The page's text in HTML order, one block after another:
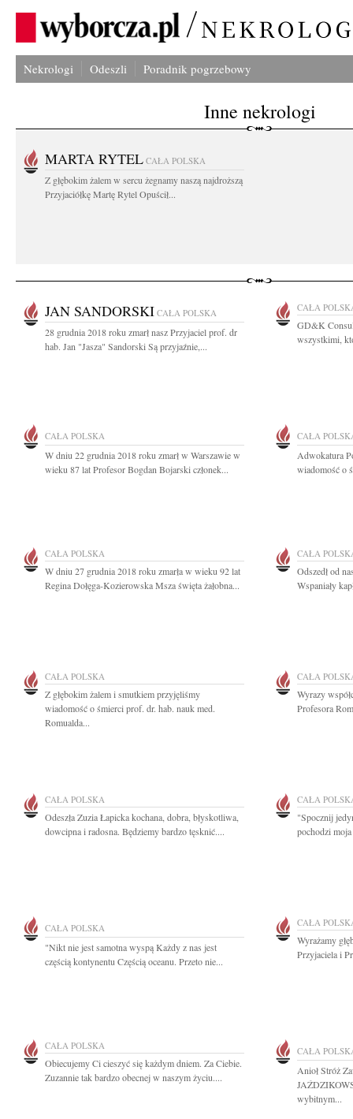
Nekrologi Odeszli Poradnik pogrzebowy
Inne nekrologi
MARTA RYTEL CAŁA POLSKA
Z głębokim żalem w sercu żegnamy naszą najdroższą
Przyjaciółkę Martę Rytel Opuścił...
JAN SANDORSKI CAŁA POLSKA
28 grudnia 2018 roku zmarł nasz Przyjaciel prof. dr
hab. Jan "Jasza" Sandorski Są przyjaźnie,...
CAŁA
GD&K
wszystkimi,
CAŁA POLSKA
W dniu 22 grudnia 2018 roku zmarł w Warszawie w
wieku 87 lat Profesor Bogdan Bojarski członek...
CAŁA
Adwokatura
wiadomość o
CAŁA POLSKA
W dniu 27 grudnia 2018 roku zmarła w wieku 92 lat
Regina Dołęga-Kozierowska Msza święta żałobna...
CAŁA
Odszedł od
Wspaniały
CAŁA POLSKA
Z głębokim żalem i smutkiem przyjęliśmy
wiadomość o śmierci prof. dr. hab. nauk med.
Romualda...
CAŁA
Wyrazy
Profesora
CAŁA POLSKA
Odeszła Zuzia Łapicka kochana, dobra, błyskotliwa,
dowcipna i radosna. Będziemy bardzo tęsknić....
CAŁA
"Spocznij
pochodzi
CAŁA POLSKA
"Nikt nie jest samotna wyspą Każdy z nas jest
częścią kontynentu Częścią oceanu. Przeto nie...
CAŁA
Wyrażamy
Przyjaciela i
CAŁA POLSKA
Obiecujemy Ci cieszyć się każdym dniem. Za Ciebie.
Zuzannie tak bardzo obecnej w naszym życiu....
CAŁA
Anioł Stróż
wybitnym...